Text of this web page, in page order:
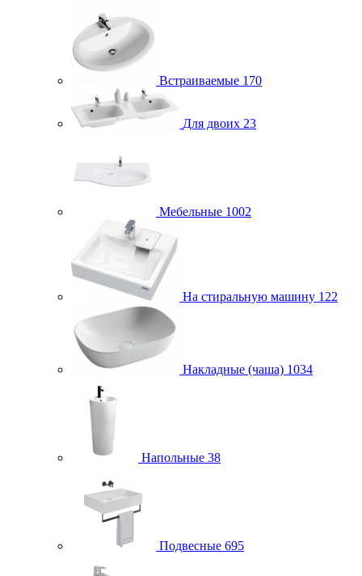
Встраиваемые 170
Для двоих 23
Мебельные 1002
На стиральную машину 122
Накладные (чаша) 1034
Напольные 38
Подвесные 695